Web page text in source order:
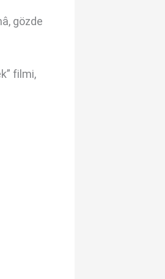
gözde
filmi,